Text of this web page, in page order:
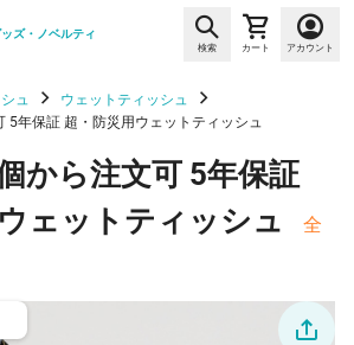
ッズ・ノベルティ
検索 カート アカウント
ュ
ウェットティッシュ
5年保証 超・防災用ウェットティッシュ
から注文可 5年保証
ェットティッシュ
全